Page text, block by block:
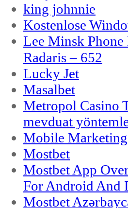
king johnnie
Kostenlose
Lee Minsk
Radaris – 652
Lucky Jet
Masalbet
Metropol Casino
mevduat
Mobile Marketing
Mostbet
Mostbet App
For Android And
Mostbet